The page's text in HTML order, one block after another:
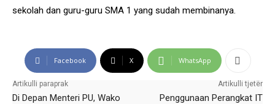
sekolah dan guru-guru SMA 1 yang sudah membinanya.
Facebook X WhatsApp
Artikulli paraprak
Di Depan Menteri PU, Wako
Artikulli tjetër
Penggunaan Perangkat IT